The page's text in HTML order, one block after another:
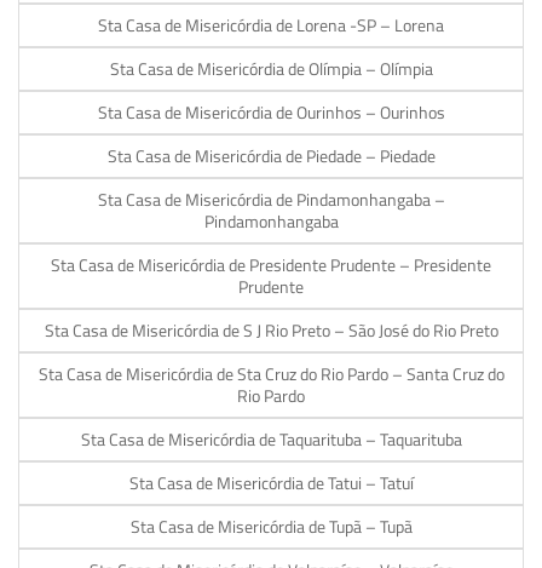
Sta Casa de Misericórdia de Lorena -SP – Lorena
Sta Casa de Misericórdia de Olímpia – Olímpia
Sta Casa de Misericórdia de Ourinhos – Ourinhos
Sta Casa de Misericórdia de Piedade – Piedade
Sta Casa de Misericórdia de Pindamonhangaba –
Pindamonhangaba
Sta Casa de Misericórdia de Presidente Prudente – Presidente
Prudente
Sta Casa de Misericórdia de S J Rio Preto – São José do Rio Preto
Sta Casa de Misericórdia de Sta Cruz do Rio Pardo – Santa Cruz do
Rio Pardo
Sta Casa de Misericórdia de Taquarituba – Taquarituba
Sta Casa de Misericórdia de Tatui – Tatuí
Sta Casa de Misericórdia de Tupã – Tupã